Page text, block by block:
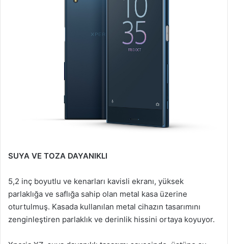
SUYA VE TOZA DAYANIKLI
5,2 inç boyutlu ve kenarları kavisli ekranı, yüksek
parlaklığa ve saflığa sahip olan metal kasa üzerine
oturtulmuş. Kasada kullanılan metal cihazın tasarımını
zenginleştiren parlaklık ve derinlik hissini ortaya koyuyor.